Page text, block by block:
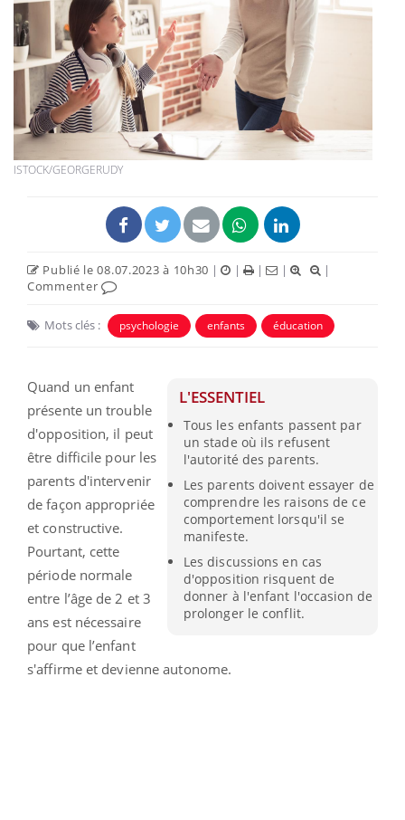
ISTOCK/GEORGERUDY
Publié le 08.07.2023 à 10h30 | | | |
|
Commenter
Mots clés : psychologie enfants éducation
L'ESSENTIEL
Tous les enfants passent par
un stade où ils refusent
l'autorité des parents.
Les parents doivent essayer de
comprendre les raisons de ce
comportement lorsqu'il se
manifeste.
Les discussions en cas
d'opposition risquent de
donner à l'enfant l'occasion de
prolonger le conflit.
Quand un enfant
présente un trouble
d'opposition, il peut
être difficile pour les
parents d'intervenir
de façon appropriée
et constructive.
Pourtant, cette
période normale
entre l’âge de 2 et 3
ans est nécessaire
pour que l’enfant
s'affirme et devienne autonome.